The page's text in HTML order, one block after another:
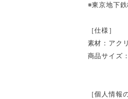
※東京地下
［仕様］
素材：アク
商品サイズ
［個人情報